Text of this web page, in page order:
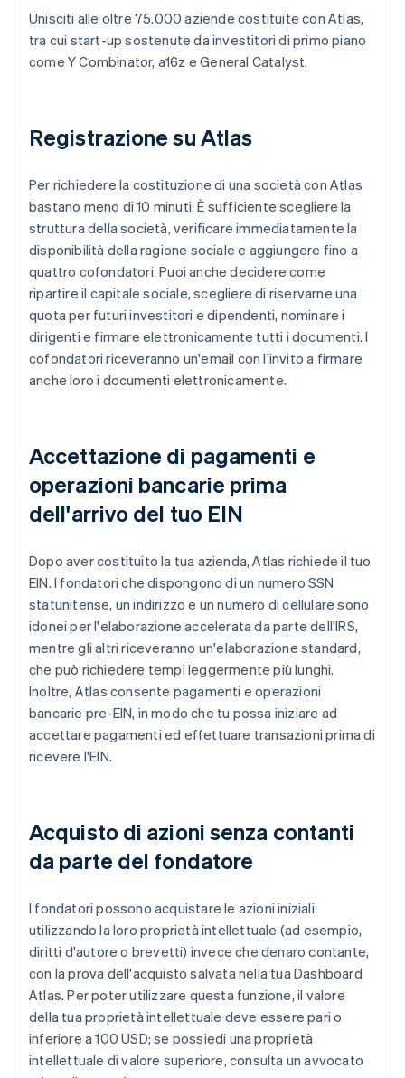
Unisciti alle oltre 75.000 aziende costituite con Atlas,
tra cui start-up sostenute da investitori di primo piano
come Y Combinator, a16z e General Catalyst.
Registrazione su Atlas
Per richiedere la costituzione di una società con Atlas
bastano meno di 10 minuti. È sufficiente scegliere la
struttura della società, verificare immediatamente la
disponibilità della ragione sociale e aggiungere fino a
quattro cofondatori. Puoi anche decidere come
ripartire il capitale sociale, scegliere di riservarne una
quota per futuri investitori e dipendenti, nominare i
dirigenti e firmare elettronicamente tutti i documenti. I
cofondatori riceveranno un'email con l'invito a firmare
anche loro i documenti elettronicamente.
Accettazione di pagamenti e
operazioni bancarie prima
dell'arrivo del tuo EIN
Dopo aver costituito la tua azienda, Atlas richiede il tuo
EIN. I fondatori che dispongono di un numero SSN
statunitense, un indirizzo e un numero di cellulare sono
idonei per l'elaborazione accelerata da parte dell'IRS,
mentre gli altri riceveranno un'elaborazione standard,
che può richiedere tempi leggermente più lunghi.
Inoltre, Atlas consente pagamenti e operazioni
bancarie pre-EIN, in modo che tu possa iniziare ad
accettare pagamenti ed effettuare transazioni prima di
ricevere l'EIN.
Acquisto di azioni senza contanti
da parte del fondatore
I fondatori possono acquistare le azioni iniziali
utilizzando la loro proprietà intellettuale (ad esempio,
diritti d'autore o brevetti) invece che denaro contante,
con la prova dell'acquisto salvata nella tua Dashboard
Atlas. Per poter utilizzare questa funzione, il valore
della tua proprietà intellettuale deve essere pari o
inferiore a 100 USD; se possiedi una proprietà
intellettuale di valore superiore, consulta un avvocato